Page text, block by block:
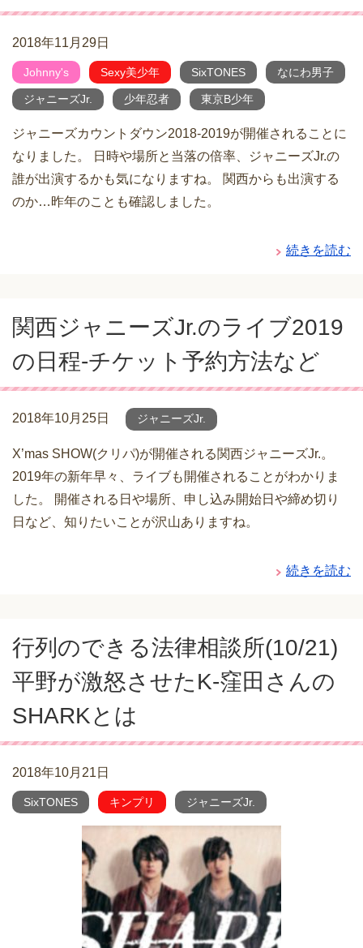
2018年11月29日
Johnny's Sexy美少年 SixTONES なにわ男子
ジャニーズJr. 少年忍者 東京B少年
ジャニーズカウントダウン2018-2019が開催されることに
なりました。 日時や場所と当落の倍率、ジャニーズJr.の
誰が出演するかも気になりますね。 関西からも出演する
のか…昨年のことも確認しました。
続きを読む
関西ジャニーズJr.のライブ2019
の日程-チケット予約方法など
2018年10月25日 ジャニーズJr.
X’mas SHOW(クリパ)が開催される関西ジャニーズJr.。
2019年の新年早々、ライブも開催されることがわかりま
した。 開催される日や場所、申し込み開始日や締め切り
日など、知りたいことが沢山ありますね。
続きを読む
行列のできる法律相談所(10/21)
平野が激怒させたK-窪田さんの
SHARKとは
2018年10月21日
SixTONES キンプリ ジャニーズJr.